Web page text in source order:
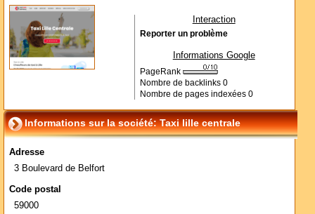
Interaction
Reporter un problème
Informations Google
PageRank
Nombre de backlinks 0
Nombre de pages indexées 0
Informations sur la société: Taxi lille centrale
Adresse
3 Boulevard de Belfort
Code postal
59000